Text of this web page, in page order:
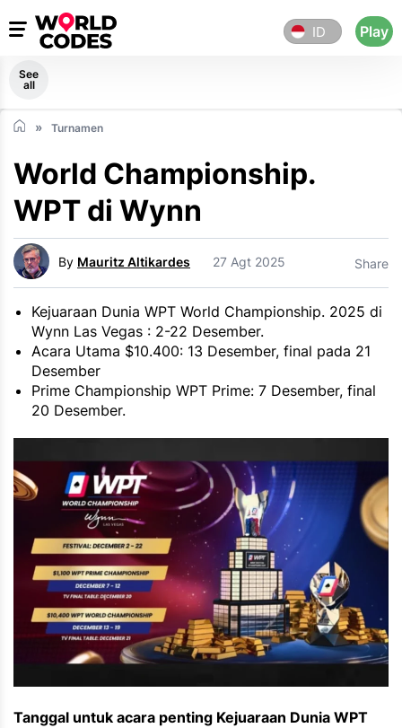
ID Play
See
all
Turnamen
World Championship.
WPT di Wynn
By Mauritz Altikardes 27 Agt 2025 Share
Kejuaraan Dunia WPT World Championship. 2025 di
Wynn Las Vegas : 2-22 Desember.
Acara Utama $10.400: 13 Desember, final pada 21
Desember
Prime Championship WPT Prime: 7 Desember, final
20 Desember.
Tanggal untuk acara penting Kejuaraan Dunia WPT